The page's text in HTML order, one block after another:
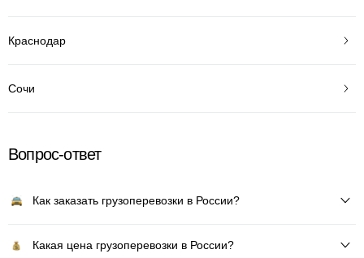
Краснодар
Сочи
Вопрос-ответ
Как заказать грузоперевозки в России?
Какая цена грузоперевозки в России?